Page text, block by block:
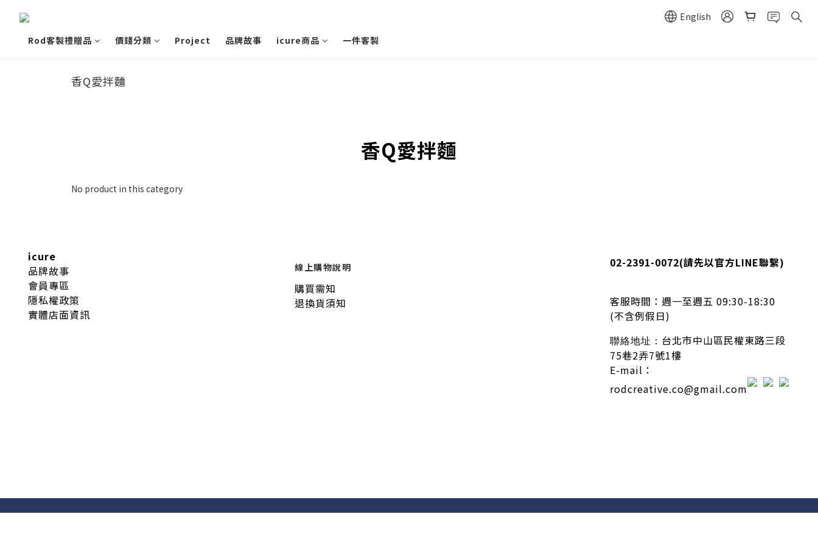
English
Rod客製禮贈品
價錢分類 Project 品牌故事 icure商品 一件客製
香Q愛拌麵
香Q愛拌麵
No product in this category
icure
品牌故事
會員專區
隱私權政策
實體店面資訊
線上購物說明
購買需知
退換貨須知
02-2391-0072(請先以官方LINE聯繫)
客服時間： 週一至週五 09:30-18:30
(不含例假日)
聯絡地址： 台北市中山區民權東路三段
75巷2弄7號1樓
E-mail：
rodcreative.co@gmail.com